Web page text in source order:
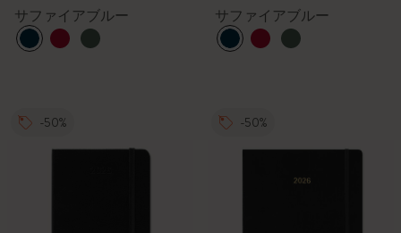
サファイアブルー サファイアブルー
-50% -50%